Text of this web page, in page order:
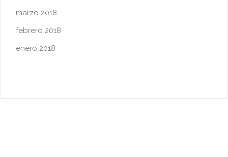
marzo 2018
febrero 2018
enero 2018